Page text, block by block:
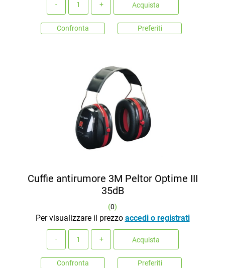
Acquista
Confronta Preferiti
Cuffie antirumore 3M Peltor Optime III
35dB
(0)
Per visualizzare il prezzo accedi o registrati
Acquista
Confronta Preferiti